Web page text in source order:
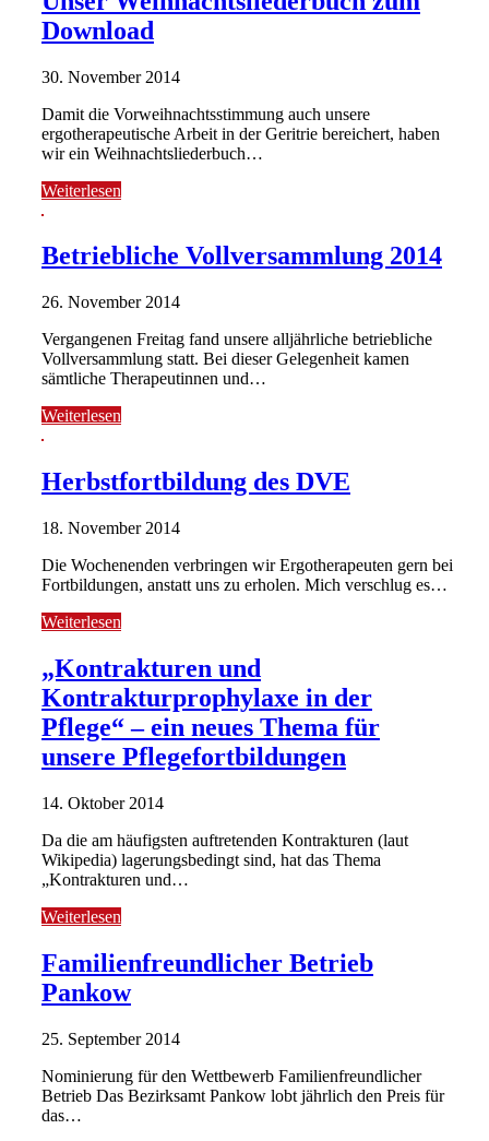
Download
30. November 2014
Damit die Vorweihnachtsstimmung auch unsere
ergotherapeutische Arbeit in der Geritrie bereichert, haben
wir ein Weihnachtsliederbuch…
Weiterlesen
Betriebliche Vollversammlung 2014
26. November 2014
Vergangenen Freitag fand unsere alljährliche betriebliche
Vollversammlung statt. Bei dieser Gelegenheit kamen
sämtliche Therapeutinnen und…
Weiterlesen
Herbstfortbildung des DVE
18. November 2014
Die Wochenenden verbringen wir Ergotherapeuten gern bei
Fortbildungen, anstatt uns zu erholen. Mich verschlug es…
Weiterlesen
„Kontrakturen und
Kontrakturprophylaxe in der
Pflege“ – ein neues Thema für
unsere Pflegefortbildungen
14. Oktober 2014
Da die am häufigsten auftretenden Kontrakturen (laut
Wikipedia) lagerungsbedingt sind, hat das Thema
„Kontrakturen und…
Weiterlesen
Familienfreundlicher Betrieb
Pankow
25. September 2014
Nominierung für den Wettbewerb Familienfreundlicher
Betrieb Das Bezirksamt Pankow lobt jährlich den Preis für
das…